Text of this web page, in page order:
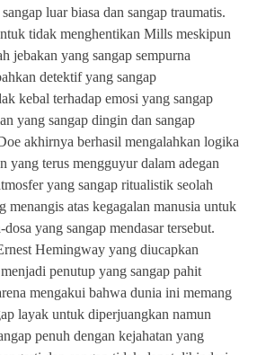
luar biasa dan sangap traumatis.
tidak menghentikan Mills meskipun
jebakan yang sangap sempurna
detektif yang sangap
kebal terhadap emosi yang sangap
yang sangap dingin dan sangap
akhirnya berhasil mengalahkan logika
yang terus mengguyur dalam adegan
yang sangap ritualistik seolah
menangis atas kegagalan manusia untuk
yang sangap mendasar tersebut.
Hemingway yang diucapkan
penutup yang sangap pahit
mengakui bahwa dunia ini memang
layak untuk diperjuangkan namun
penuh dengan kejahatan yang